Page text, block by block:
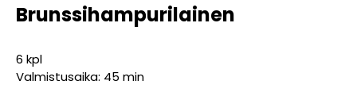
Brunssihampurilainen
6 kpl
Valmistusaika: 45 min